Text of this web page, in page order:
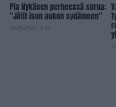
Pia Nykäsen perheessä surua:
”Jätit ison aukon sydämeen”
26.05.2026 19.30